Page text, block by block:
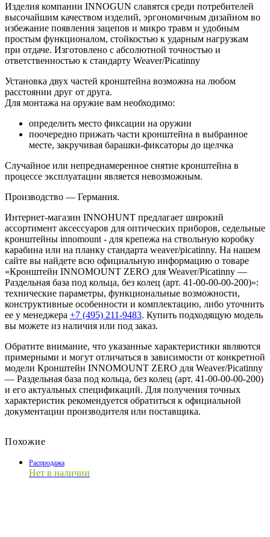
Изделия компании INNOGUN славятся среди потребителей
высочайшим качеством изделий, эргономичным дизайном во
избежание появления зацепов и микро травм и удобным
простым функционалом, стойкостью к ударным нагрузкам
при отдаче. Изготовлено с абсолютной точностью и
ответственностью к стандарту Weaver/Picatinny
Установка двух частей кронштейна возможна на любом
расстоянии друг от друга.
Для монтажа на оружие вам необходимо:
определить место фиксации на оружии
поочередно прижать части кронштейна в выбранное
месте, закручивая барашки-фиксаторы до щелчка
Случайное или непреднамеренное снятие кронштейна в
процессе эксплуатации является невозможным.
Производство — Германия.
Интернет-магазин INNOHUNT предлагает широкий
ассортимент аксессуаров для оптических приборов, седельные
кронштейны innomount - для крепежа на ствольную коробку
карабина или на планку стандарта weaver/picatinny. На нашем
сайте вы найдете всю официальную информацию о товаре
«Кронштейн INNOMOUNT ZERO для Weaver/Picatinny —
Раздельная база под кольца, без колец (арт. 41-00-00-00-200)»:
технические параметры, функциональные возможности,
конструктивные особенности и комплектацию, либо уточнить
ее у менеджера +7 (495) 211-9483. Купить подходящую модель
вы можете из наличия или под заказ.
Обратите внимание, что указанные характеристики являются
примерными и могут отличаться в зависимости от конкретной
модели Кронштейн INNOMOUNT ZERO для Weaver/Picatinny
— Раздельная база под кольца, без колец (арт. 41-00-00-00-200)
и его актуальных спецификаций. Для получения точных
характеристик рекомендуется обратиться к официальной
документации производителя или поставщика.
Похожие
Распродажа
Нет в наличии